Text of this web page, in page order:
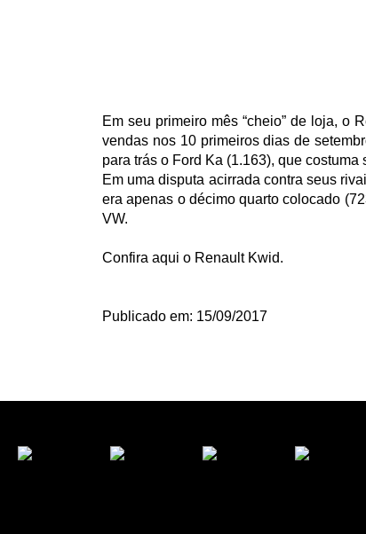
Em seu primeiro mês “cheio” de loja, o
vendas nos 10 primeiros dias de
para trás o Ford Ka (1.163), que
Em uma disputa acirrada contra seus
era apenas o décimo quarto colocado
VW.
Confira aqui o Renault Kwid.
Publicado em: 15/09/2017